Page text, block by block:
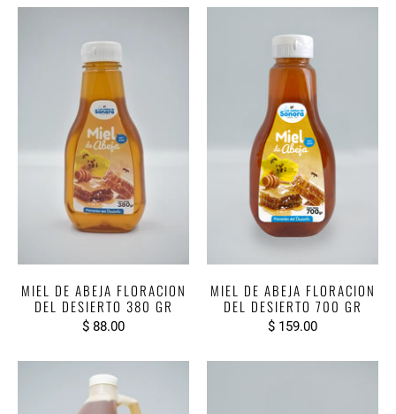
MIEL DE ABEJA FLORACION
DEL DESIERTO 380 GR
$ 88.00
MIEL DE ABEJA FLORACION
DEL DESIERTO 700 GR
$ 159.00